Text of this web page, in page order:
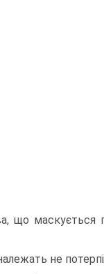
що маскується
не